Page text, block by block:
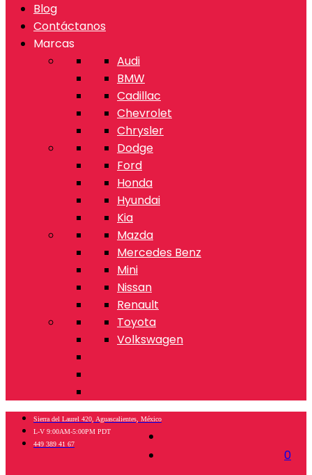
Blog
Contáctanos
Marcas
Audi
BMW
Cadillac
Chevrolet
Chrysler
Dodge
Ford
Honda
Hyundai
Kia
Mazda
Mercedes Benz
Mini
Nissan
Renault
Toyota
Volkswagen
0
Sierra del Laurel 420, Aguascalientes, México
L-V 9:00AM-5:00PM PDT
449 389 41 67